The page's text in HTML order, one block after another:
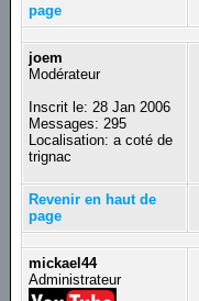
page
joem
Modérateur
Inscrit le: 28 Jan 2006
Messages: 295
Localisation: a coté de
trignac
Revenir en haut de
page
mickael44
Administrateur